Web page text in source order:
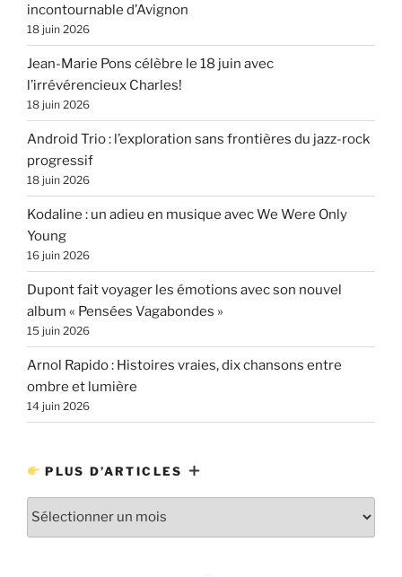
incontournable d’Avignon
18 juin 2026
Jean-Marie Pons célèbre le 18 juin avec
l’irrévérencieux Charles!
18 juin 2026
Android Trio : l’exploration sans frontières du jazz-rock
progressif
18 juin 2026
Kodaline : un adieu en musique avec We Were Only
Young
16 juin 2026
Dupont fait voyager les émotions avec son nouvel
album « Pensées Vagabondes »
15 juin 2026
Arnol Rapido : Histoires vraies, dix chansons entre
ombre et lumière
14 juin 2026
PLUS D’ARTICLES